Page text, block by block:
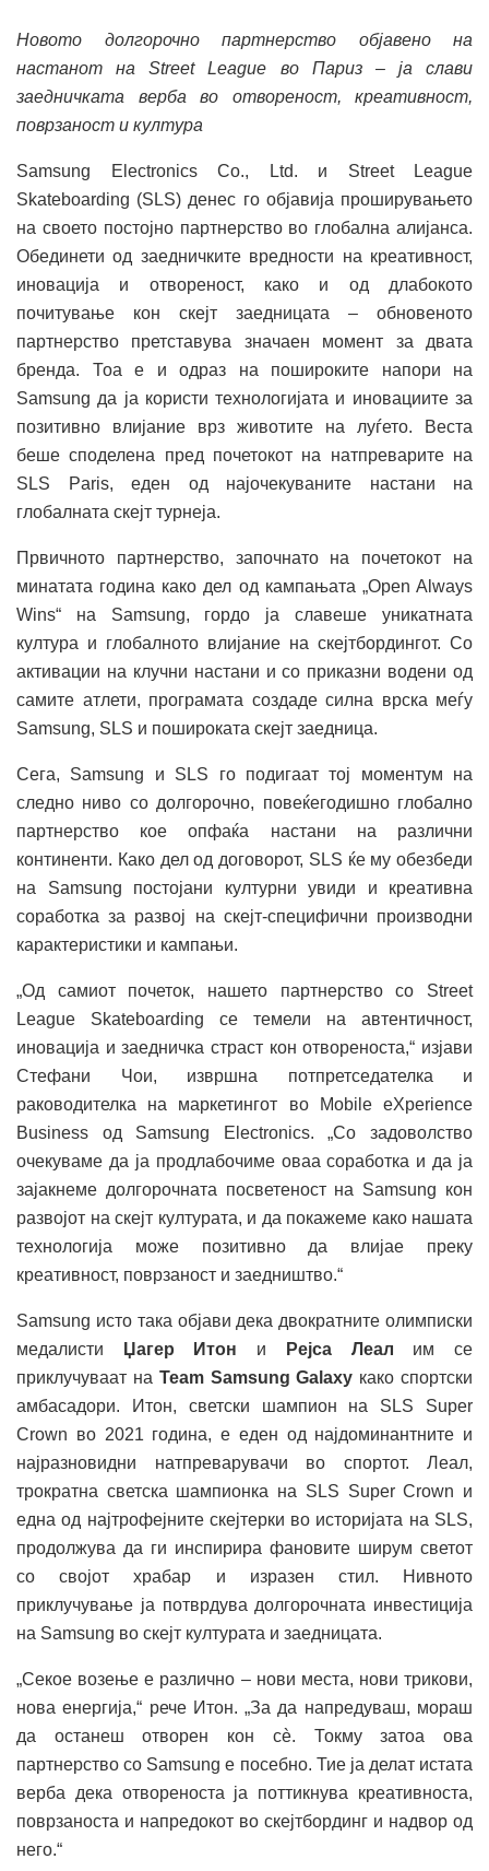
Новото долгорочно партнерство објавено на
настанот на Street League во Париз – ја слави
заедничката верба во отвореност, креативност,
поврзаност и култура
Samsung Electronics Co., Ltd. и Street League
Skateboarding (SLS) денес го објавија проширувањето
на своето постојно партнерство во глобална алијанса.
Обединети од заедничките вредности на креативност,
иновација и отвореност, како и од длабокото
почитување кон скејт заедницата – обновеното
партнерство претставува значаен момент за двата
бренда. Тоа е и одраз на пошироките напори на
Samsung да ја користи технологијата и иновациите за
позитивно влијание врз животите на луѓето. Веста
беше споделена пред почетокот на натпреварите на
SLS Paris, еден од најочекуваните настани на
глобалната скејт турнеја.
Првичното партнерство, започнато на почетокот на
минатата година како дел од кампањата „Open Always
Wins“ на Samsung, гордо ја славеше уникатната
култура и глобалното влијание на скејтбордингот. Со
активации на клучни настани и со приказни водени од
самите атлети, програмата создаде силна врска меѓу
Samsung, SLS и пошироката скејт заедница.
Сега, Samsung и SLS го подигаат тој моментум на
следно ниво со долгорочно, повеќегодишно глобално
партнерство кое опфаќа настани на различни
континенти. Како дел од договорот, SLS ќе му обезбеди
на Samsung постојани културни увиди и креативна
соработка за развој на скејт-специфични производни
карактеристики и кампањи.
„Од самиот почеток, нашето партнерство со Street
League Skateboarding се темели на автентичност,
иновација и заедничка страст кон отвореноста,“ изјави
Стефани Чои, извршна потпретседателка и
раководителка на маркетингот во Mobile eXperience
Business од Samsung Electronics. „Со задоволство
очекуваме да ја продлабочиме оваа соработка и да ја
зајакнеме долгорочната посветеност на Samsung кон
развојот на скејт културата, и да покажеме како нашата
технологија може позитивно да влијае преку
креативност, поврзаност и заедништво.“
Samsung исто така објави дека двократните олимписки
медалисти
Џагер Итон и Рејса Леал им се
приклучуваат на Team Samsung Galaxy како спортски
амбасадори. Итон, светски шампион на SLS Super
Crown во 2021 година, е еден од најдоминантните и
најразновидни натпреварувачи во спортот. Леал,
трократна светска шампионка на SLS Super Crown и
една од најтрофејните скејтерки во историјата на SLS,
продолжува да ги инспирира фановите ширум светот
со својот храбар и изразен стил. Нивното
приклучување ја потврдува долгорочната инвестиција
на Samsung во скејт културата и заедницата.
„Секое возење е различно – нови места, нови трикови,
нова енергија,“ рече Итон. „За да напредуваш, мораш
да останеш отворен кон сè. Токму затоа ова
партнерство со Samsung е посебно. Тие ја делат истата
верба дека отвореноста ја поттикнува креативноста,
поврзаноста и напредокот во скејтбординг и надвор од
него.“